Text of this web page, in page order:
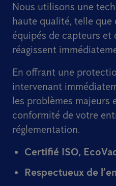
Nous utilisons une
haute qualité, telle que
équipés de capteurs et
réagissent
En offrant une
intervenant
les problèmes majeurs
conformité de votre
réglementation.
Certifié ISO,
Respectueux de